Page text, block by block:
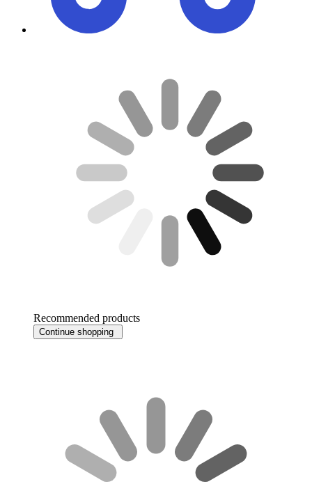
Recommended products
Continue shopping